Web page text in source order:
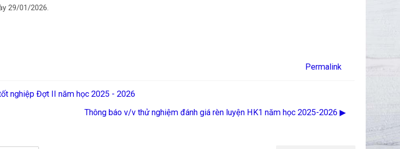
29/01/2026.
Permalink
nghiệp Đợt II năm học 2025 - 2026
Thông báo v/v thử nghiệm đánh giá rèn luyện HK1 năm học 2025-2026 ▶︎